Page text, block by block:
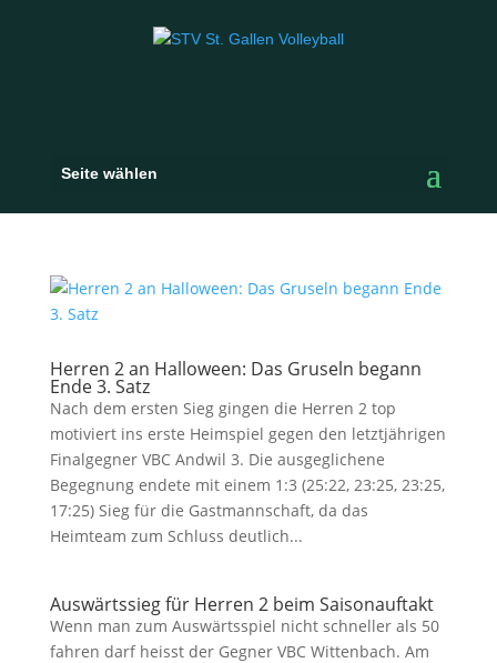
Seite wählen
Herren 2 an Halloween: Das Gruseln begann
Ende 3. Satz
Nach dem ersten Sieg gingen die Herren 2 top
motiviert ins erste Heimspiel gegen den letztjährigen
Finalgegner VBC Andwil 3. Die ausgeglichene
Begegnung endete mit einem 1:3 (25:22, 23:25, 23:25,
17:25) Sieg für die Gastmannschaft, da das
Heimteam zum Schluss deutlich...
Auswärtssieg für Herren 2 beim Saisonauftakt
Wenn man zum Auswärtsspiel nicht schneller als 50
fahren darf heisst der Gegner VBC Wittenbach. Am